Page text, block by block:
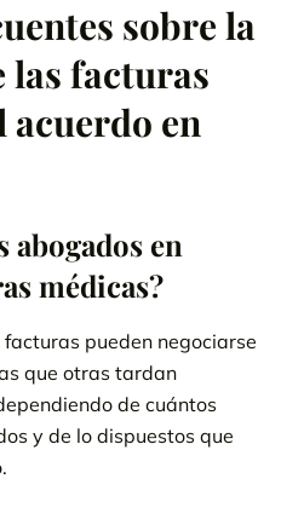
sobre la
las facturas
acuerdo en
abogados en
médicas?
pueden negociarse
que otras tardan
de cuántos
y de lo dispuestos que